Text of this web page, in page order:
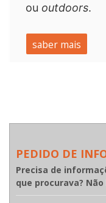
ou outdoors.
saber mais
PEDIDO DE
Precisa de
que procurava?